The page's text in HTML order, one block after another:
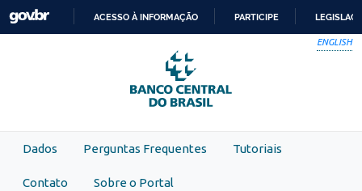
Skip to main content
PARA
O
CONTEÚDO
ACESSO À INFORMAÇÃO PARTICIPE
ENGLISH
Dados Perguntas Frequentes Tutoriais
Contato Sobre o Portal